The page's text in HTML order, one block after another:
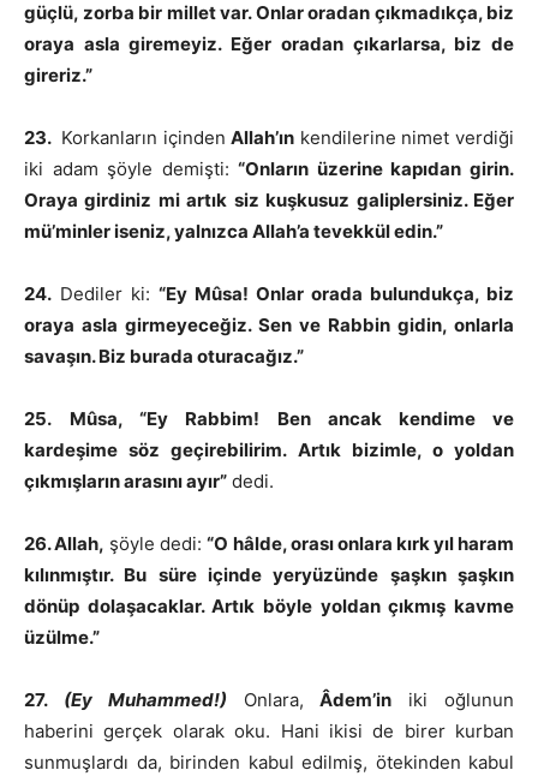
güçlü, zorba bir millet var. Onlar oradan çıkmadıkça, biz
oraya asla giremeyiz. Eğer oradan çıkarlarsa, biz de
gireriz.”
23. Korkanların içindenAllah’ın kendilerine nimet verdiği
iki adam şöyle demişti:“Onların üzerine kapıdan girin.
Oraya girdiniz mi artık siz kuşkusuz galiplersiniz. Eğer
mü’minler iseniz, yalnızca Allah’a tevekkül edin.”
24. Dediler ki: “Ey Mûsa! Onlar orada bulundukça, biz
oraya asla girmeyeceğiz. Sen ve Rabbin gidin, onlarla
savaşın. Biz burada oturacağız.”
25.
Mûsa, “Ey Rabbim! Ben ancak kendime ve
kardeşime söz geçirebilirim. Artık bizimle, o yoldan
çıkmışların arasını ayır” dedi.
26. Allah, şöyle dedi:“O hâlde, orası onlara kırk yıl haram
kılınmıştır. Bu süre içinde yeryüzünde şaşkın şaşkın
dönüp dolaşacaklar. Artık böyle yoldan çıkmış kavme
üzülme.”
27. (Ey Muhammed!)Onlara,Âdem’in iki oğlunun
haberini gerçek olarak oku. Hani ikisi de birer kurban
sunmuşlardı da, birinden kabul edilmiş, ötekinden kabul